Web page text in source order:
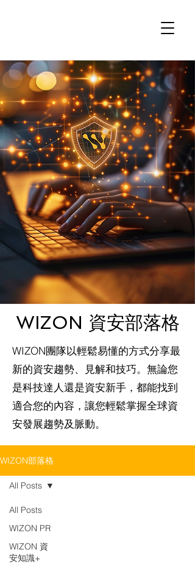
WIZON 資安部落格
WIZON團隊以輕鬆易懂的方式分享最
新的資安趨勢、見解和技巧。無論您
是科技達人還是資安新手，都能找到
適合您的內容，讓您輕鬆掌握全球資
安發展趨勢及脈動。
WIZON部落格
All Posts
WIZON PR
WIZON 資
安知識+
All Posts